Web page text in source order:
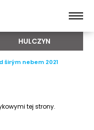
HULCZYN
širým nebem 2021
tej strony.